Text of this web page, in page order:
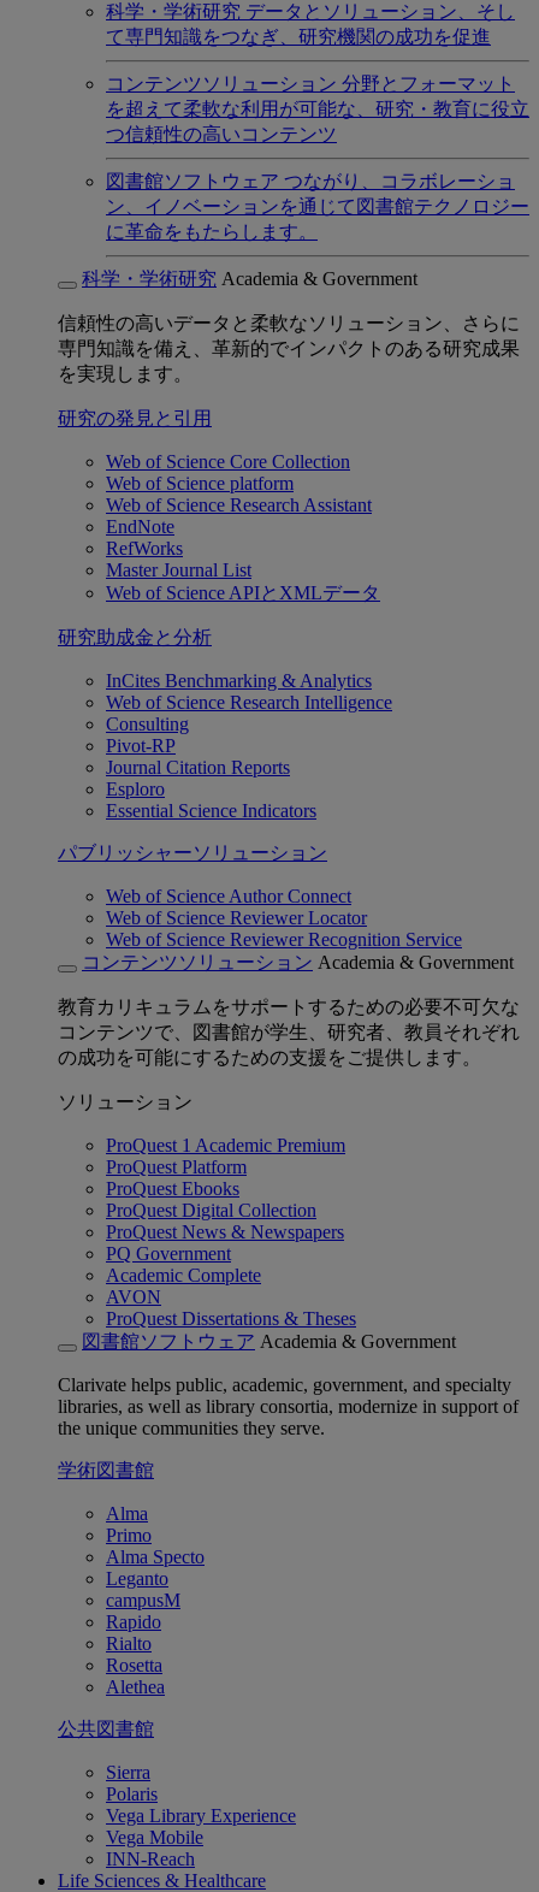
科学・学術研究 データとソリューション、そし
て専門知識をつなぎ、研究機関の成功を促進
コンテンツソリューション 分野とフォーマット
を超えて柔軟な利用が可能な、研究・教育に役立
つ信頼性の高いコンテンツ
図書館ソフトウェア つながり、コラボレーショ
ン、イノベーションを通じて図書館テクノロジー
に革命をもたらします。
科学・学術研究 Academia & Government
信頼性の高いデータと柔軟なソリューション、さらに
専門知識を備え、革新的でインパクトのある研究成果
を実現します。
研究の発見と引用
Web of Science Core Collection
Web of Science platform
Web of Science Research Assistant
EndNote
RefWorks
Master Journal List
Web of Science APIとXMLデータ
研究助成金と分析
InCites Benchmarking & Analytics
Web of Science Research Intelligence
Consulting
Pivot-RP
Journal Citation Reports
Esploro
Essential Science Indicators
パブリッシャーソリューション
Web of Science Author Connect
Web of Science Reviewer Locator
Web of Science Reviewer Recognition Service
コンテンツソリューション Academia & Government
教育カリキュラムをサポートするための必要不可欠な
コンテンツで、図書館が学生、研究者、教員それぞれ
の成功を可能にするための支援をご提供します。
ソリューション
ProQuest 1 Academic Premium
ProQuest Platform
ProQuest Ebooks
ProQuest Digital Collection
ProQuest News & Newspapers
PQ Government
Academic Complete
AVON
ProQuest Dissertations & Theses
図書館ソフトウェア Academia & Government
Clarivate helps public, academic, government, and specialty
libraries, as well as library consortia, modernize in support of
the unique communities they serve.
学術図書館
Alma
Primo
Alma Specto
Leganto
campusM
Rapido
Rialto
Rosetta
Alethea
公共図書館
Sierra
Polaris
Vega Library Experience
Vega Mobile
INN-Reach
Life Sciences & Healthcare